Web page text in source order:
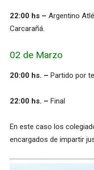
22:00 hs – Argentino
Carcarañá.
02 de Marzo
20:00 hs. – Partido por
22:00 hs. – Final
En este caso los
encargados de impartir